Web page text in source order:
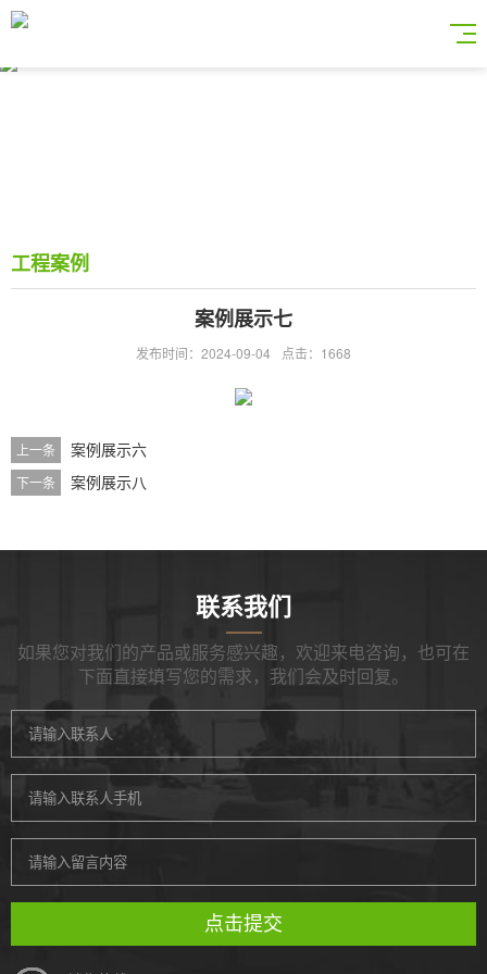
工程案例
案例展示七
发布时间：2024-09-04 点击：1668
上一条 案例展示六
下一条 案例展示八
联系我们
如果您对我们的产品或服务感兴趣，欢迎来电咨询，也可在
下面直接填写您的需求，我们会及时回复。
点击提交